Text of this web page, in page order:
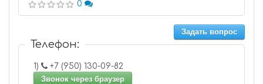
0
Задать вопрос
Телефон:
1)
+7 (950) 130-09-82
Звонок через браузер